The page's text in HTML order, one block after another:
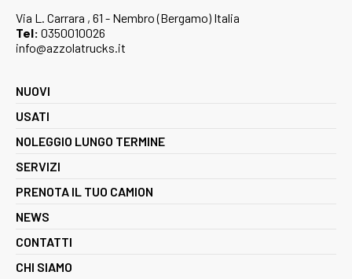
Via L. Carrara , 61 - Nembro (Bergamo) Italia
Tel: 0350010026
info@azzolatrucks.it
NUOVI
USATI
NOLEGGIO LUNGO TERMINE
SERVIZI
PRENOTA IL TUO CAMION
NEWS
CONTATTI
CHI SIAMO